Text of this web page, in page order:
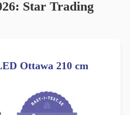
Star Trading
Ottawa 210 cm